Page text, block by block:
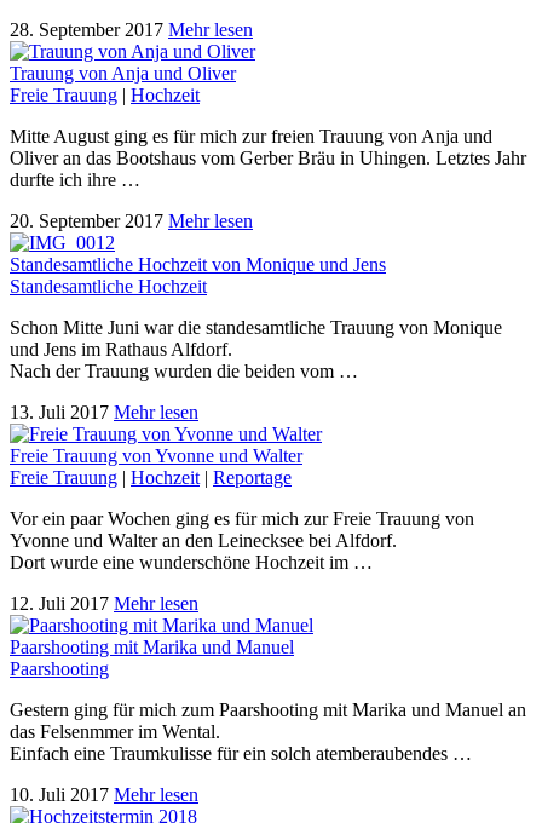
28. September 2017 Mehr lesen
Trauung von Anja und Oliver
Freie Trauung | Hochzeit
Mitte August ging es für mich zur freien Trauung von Anja und
Oliver an das Bootshaus vom Gerber Bräu in Uhingen. Letztes Jahr
durfte ich ihre …
20. September 2017 Mehr lesen
Standesamtliche Hochzeit von Monique und Jens
Standesamtliche Hochzeit
Schon Mitte Juni war die standesamtliche Trauung von Monique
und Jens im Rathaus Alfdorf.
Nach der Trauung wurden die beiden vom …
13. Juli 2017 Mehr lesen
Freie Trauung von Yvonne und Walter
Freie Trauung | Hochzeit | Reportage
Vor ein paar Wochen ging es für mich zur Freie Trauung von
Yvonne und Walter an den Leinecksee bei Alfdorf.
Dort wurde eine wunderschöne Hochzeit im …
12. Juli 2017 Mehr lesen
Paarshooting mit Marika und Manuel
Paarshooting
Gestern ging für mich zum Paarshooting mit Marika und Manuel an
das Felsenmmer im Wental.
Einfach eine Traumkulisse für ein solch atemberaubendes …
10. Juli 2017 Mehr lesen